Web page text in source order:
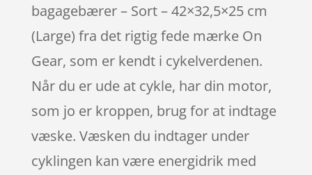
bagagebærer – Sort – 42×32,5×25 cm
(Large) fra det rigtig fede mærke On
Gear, som er kendt i cykelverdenen.
Når du er ude at cykle, har din motor,
som jo er kroppen, brug for at indtage
væske. Væsken du indtager under
cyklingen kan være energidrik med